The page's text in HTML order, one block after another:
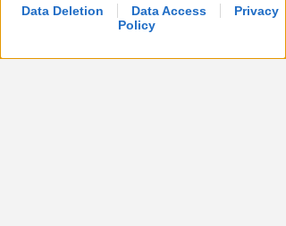
Data Deletion Data Access
Privacy
Policy